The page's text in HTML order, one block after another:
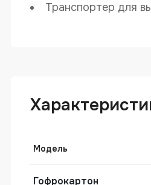
Транспортер для
Модель
Гофрокартон